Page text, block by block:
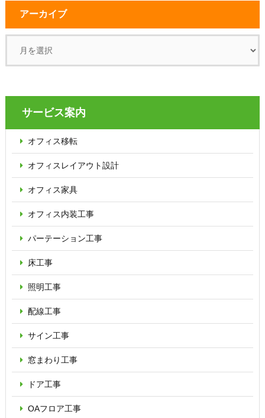
アーカイブ
サービス案内
オフィス移転
オフィス レイアウト設計
オフィス家具
オフィス内装工事
パーテーション工事
床工事
照明工事
配線工事
サイン工事
窓まわり工事
ドア工事
OAフロア工事